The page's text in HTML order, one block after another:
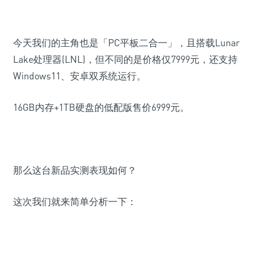
今天我们的主角也是 「PC平板二合一 」，且搭载Lunar
Lake处理器(LNL) ， 但不同的是价格仅7999元，还支持
Windows11、安卓双系统运行。
16GB内存+1TB硬盘的低配版售价6999元。
那么这台新品实测表现如何？
这次我们就来简单分析一下：